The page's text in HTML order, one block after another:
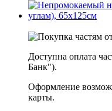
Доступна оплата
Банк").
Оформление
карты.